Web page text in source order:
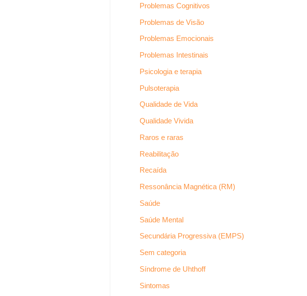
Problemas Cognitivos
Problemas de Visão
Problemas Emocionais
Problemas Intestinais
Psicologia e terapia
Pulsoterapia
Qualidade de Vida
Qualidade Vivida
Raros e raras
Reabilitação
Recaída
Ressonância Magnética (RM)
Saúde
Saúde Mental
Secundária Progressiva (EMPS)
Sem categoria
Síndrome de Uhthoff
Sintomas